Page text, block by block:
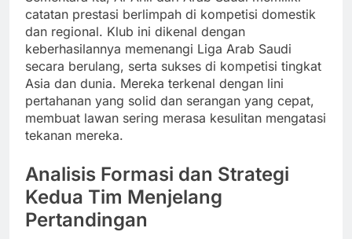
catatan prestasi berlimpah di kompetisi domestik
dan regional. Klub ini dikenal dengan
keberhasilannya memenangi Liga Arab Saudi
secara berulang, serta sukses di kompetisi tingkat
Asia dan dunia. Mereka terkenal dengan lini
pertahanan yang solid dan serangan yang cepat,
membuat lawan sering merasa kesulitan mengatasi
tekanan mereka.
Analisis Formasi dan Strategi
Kedua Tim Menjelang
Pertandingan